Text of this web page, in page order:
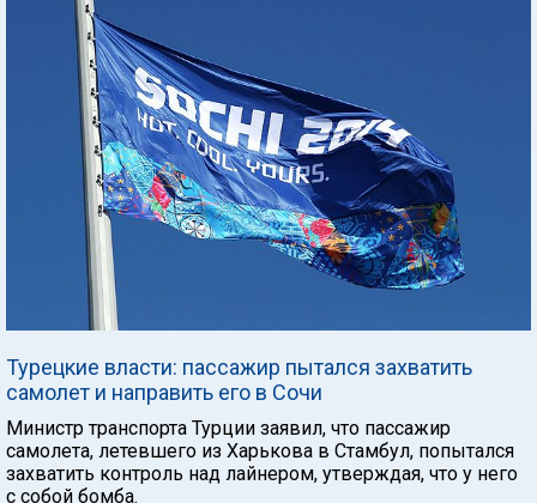
Турецкие власти: пассажир пытался захватить
самолет и направить его в Сочи
Министр транспорта Турции заявил, что пассажир
самолета, летевшего из Харькова в Стамбул, попытался
захватить контроль над лайнером, утверждая, что у него
с собой бомба.